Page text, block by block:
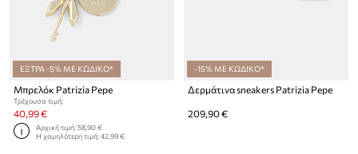
ΕΞΤΡΑ -5% ΜΕ ΚΩΔΙΚΟ*
Μπρελόκ Patrizia Pepe
Τρέχουσα τιμή:
40,99 €
Αρχική τιμή:58,90 €
Η χαμηλότερη τιμή:42,99 €
-15% ΜΕ ΚΩΔΙΚΟ*
Δερμάτινα sneakers Patrizia Pepe
209,90 €